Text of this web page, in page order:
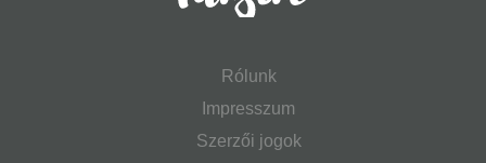
Rólunk
Impresszum
Szerzői jogok